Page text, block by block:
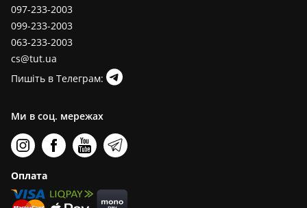
097-233-2003
099-233-2003
063-233-2003
cs@tut.ua
Пишіть в Телеграм:
Ми в соц. мережах
Оплата